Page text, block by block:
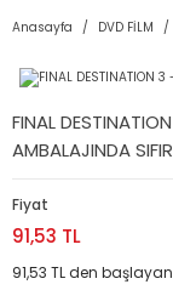
Anasayfa DVD FİLM
FINAL
AMBALAJINDA SIFIR
Fiyat
91,53 TL
91,53 TL den